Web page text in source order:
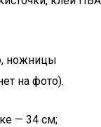
ножницы
на фото).
— 34 см;